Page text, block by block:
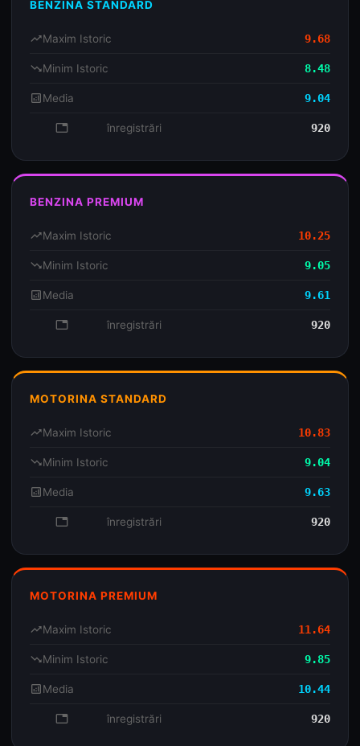
BENZINA STANDARD
trending_upMaxim Istoric 9.68
trending_downMinim Istoric 8.48
analyticsMedia 9.04
database înregistrări 920
BENZINA PREMIUM
trending_upMaxim Istoric 10.25
trending_downMinim Istoric 9.05
analyticsMedia 9.61
database înregistrări 920
MOTORINA STANDARD
trending_upMaxim Istoric 10.83
trending_downMinim Istoric 9.04
analyticsMedia 9.63
database înregistrări 920
MOTORINA PREMIUM
trending_upMaxim Istoric 11.64
trending_downMinim Istoric 9.85
analyticsMedia 10.44
database înregistrări 920